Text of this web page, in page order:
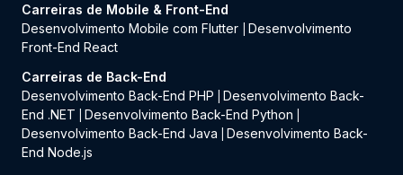
Carreiras de Mobile & Front-End
Desenvolvimento Mobile com Flutter
Desenvolvimento
Front-End React
Carreiras de Back-End
Desenvolvimento Back-End PHP
Desenvolvimento Back-
End .NET
Desenvolvimento Back-End Python
Desenvolvimento Back-End Java
Desenvolvimento Back-
End Node.js